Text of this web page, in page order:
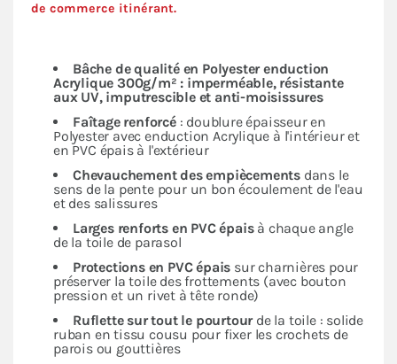
de commerce itinérant.
Bâche de qualité en Polyester enduction
Acrylique 300g/m² : imperméable, résistante
aux UV, imputrescible et anti-moisissures
Faîtage renforcé: doublure épaisseur en
Polyester avec enduction Acrylique à l'intérieur et
en PVC épais à l'extérieur
Chevauchement des empiècements dans le
sens de la pente pour un bon écoulement de l'eau
et des salissures
Larges renforts en PVC épaisà chaque angle
de la toile de parasol
Protections en PVC épais sur charnières pour
préserver la toile des frottements (avec bouton
pression et un rivet à tête ronde)
Ruflette sur tout le pourtour de la toile : solide
ruban en tissu cousu pour fixer les crochets de
parois ou gouttières